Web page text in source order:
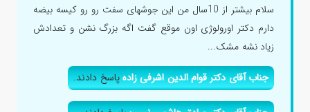
سلام بیشتر از 10سال من این جوشهای سفت رو رو کیسه بیضه
دارم دکتر اورولوژی اون موقع گفت اگه بزرگ نشن و تعدادش
زیاد نشه مشک...
جناب آقای دکتر قوام الدین اشرفی زادهپاسخ دادند.